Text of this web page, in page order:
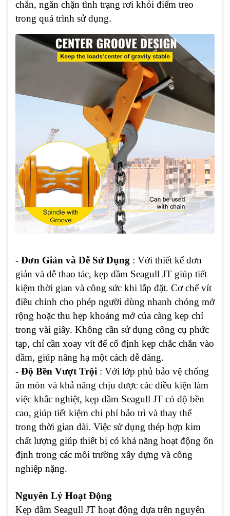
chắn, ngăn chặn tình trạng rơi khỏi điểm treo
trong quá trình sử dụng.
- Đơn Giản và Dễ Sử Dụng : Với thiết kế đơn
giản và dễ thao tác, kẹp dầm Seagull JT giúp tiết
kiệm thời gian và công sức khi lắp đặt. Cơ chế vít
điều chỉnh cho phép người dùng nhanh chóng mở
rộng hoặc thu hẹp khoảng mở của càng kẹp chỉ
trong vài giây. Không cần sử dụng công cụ phức
tạp, chỉ cần xoay vít để cố định kẹp chắc chắn vào
dầm, giúp nâng hạ một cách dễ dàng.
- Độ Bền Vượt Trội : Với lớp phủ bảo vệ chống
ăn mòn và khả năng chịu được các điều kiện làm
việc khắc nghiệt, kẹp dầm Seagull JT có độ bền
cao, giúp tiết kiệm chi phí bảo trì và thay thế
trong thời gian dài. Việc sử dụng thép hợp kim
chất lượng giúp thiết bị có khả năng hoạt động ổn
định trong các môi trường xây dựng và công
nghiệp nặng.
Nguyên Lý Hoạt Động
Kẹp dầm Seagull JT hoạt động dựa trên nguyên